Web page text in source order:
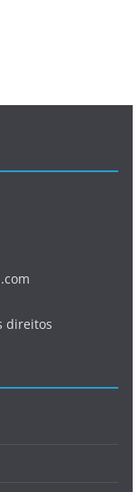
direitos